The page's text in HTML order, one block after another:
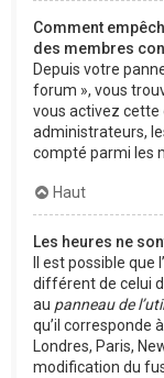
Comment
des membres
Depuis votre
forum », vous
vous activez cette
administrateurs,
compté parmi les
Haut
Les heures ne
Il est possible
différent de celui
au panneau de
qu’il corresponde
Londres, Paris,
modification du